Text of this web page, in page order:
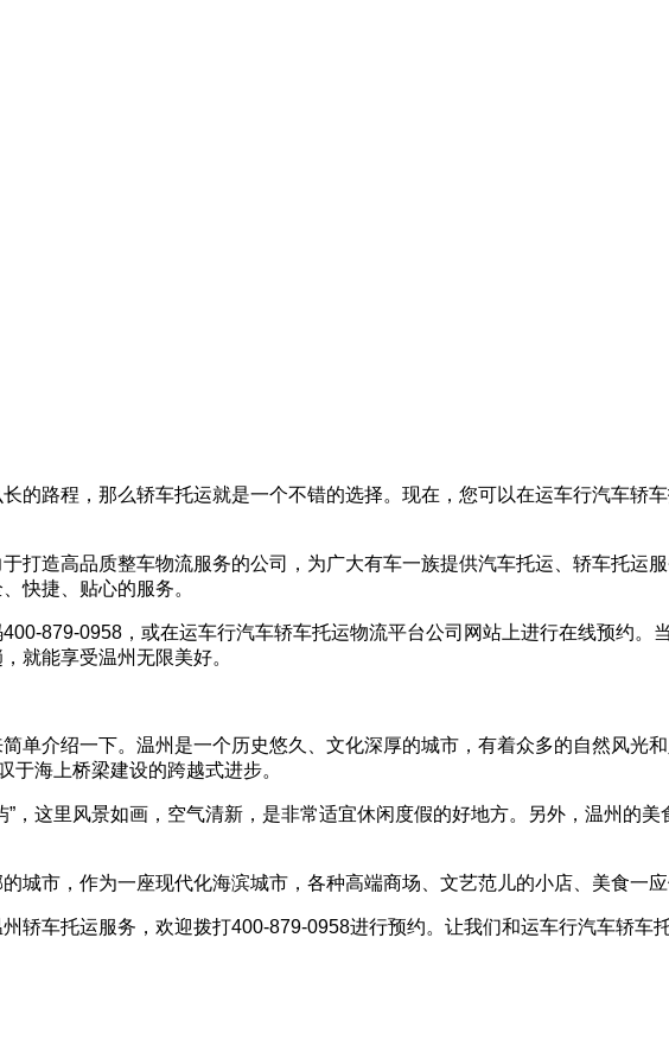
的路程，那么轿车托运就是一个不错的选择。现在，您可以在运车行汽车轿
打造高品质整车物流服务的公司，为广大有车一族提供汽车托运、轿车托运
快捷、贴心的服务。
879-0958，或在运车行汽车轿车托运物流平台公司网站上进行在线预约。
就能享受温州无限美好。
单介绍一下。温州是一个历史悠久、文化深厚的城市，有着众多的自然风光
于海上桥梁建设的跨越式进步。
，这里风景如画，空气清新，是非常适宜休闲度假的好地方。另外，温州的
城市，作为一座现代化海滨城市，各种高端商场、文艺范儿的小店、美食一应
轿车托运服务，欢迎拨打400-879-0958进行预约。让我们和运车行汽车轿车